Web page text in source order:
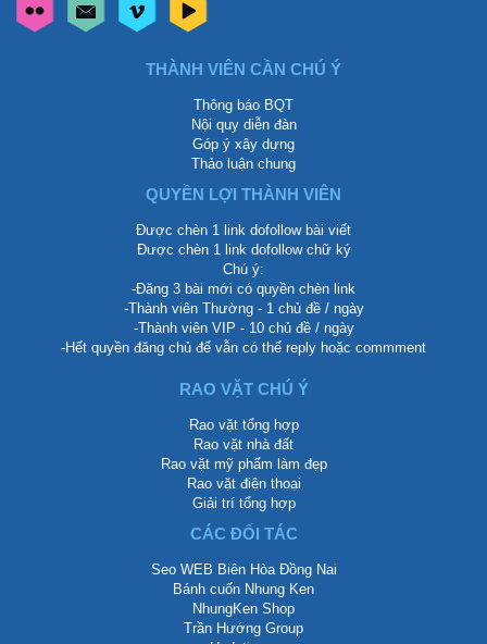
THÀNH VIÊN CẦN CHÚ Ý
Thông báo BQT
Nội quy diễn đàn
Góp ý xây dựng
Thảo luận chung
QUYỀN LỢI THÀNH VIÊN
Được chèn 1 link dofollow bài viết
Được chèn 1 link dofollow chữ ký
Chú ý:
-Đăng 3 bài mới có quyền chèn link
-Thành viên Thường - 1 chủ đề / ngày
-Thành viên VIP - 10 chủ đề / ngày
-Hết quyền đăng chủ để vẫn có thể reply hoặc commment
RAO VẶT CHÚ Ý
Rao vặt tổng hợp
Rao vặt nhà đất
Rao vặt mỹ phẩm làm đẹp
Rao vặt điện thoại
Giải trí tổng hợp
CÁC ĐỐI TÁC
Seo WEB Biên Hòa Đồng Nai
Bánh cuốn Nhung Ken
NhungKen Shop
Trần Hướng Group